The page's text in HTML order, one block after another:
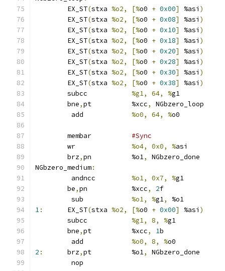
	EX_ST
(stxa %o2, [%o0 + 0x00] %asi )
	EX_ST
(stxa %o2, [%o0 + 0x08] %asi )
	EX_ST
(stxa %o2, [%o0 + 0x10] %asi )
	EX_ST
(stxa %o2, [%o0 + 0x18] %asi )
	EX_ST
(stxa %o2, [%o0 + 0x20] %asi )
	EX_ST
(stxa %o2, [%o0 + 0x28] %asi )
	EX_ST
(stxa %o2, [%o0 + 0x30] %asi )
	EX_ST
(stxa %o2, [%o0 + 0x38] %asi )
%g1, 64, %g1
	bne
, pt		%xcc,
NGbzero_loop
%o0, 64, %o0
#Sync
%o4, 0x0, %asi
	brz
, pn		%o1,
NGbzero_done
NGbzero_medium:
%o1, 0x7, %g1
	be
, pn		%xcc, 2f
%o1, %g1,
%o1
1:
	EX_ST
(stxa %o2, [%o0 + 0x00] %asi )
%g1, 8, %g1
	bne
, pt		%xcc, 1b
%o0, 8, %o0
2 :
	brz
, pt		%o1,
NGbzero_done
	 nop